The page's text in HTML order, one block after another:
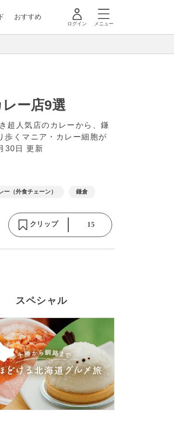
おすすめ
ログイン メニュー
ー店9選
超人気店のカレーから、鎌
歩くマニア・カレー細胞が
30日 更新
ー（外食チェーン） 鎌倉
クリップ 15
スペシャル